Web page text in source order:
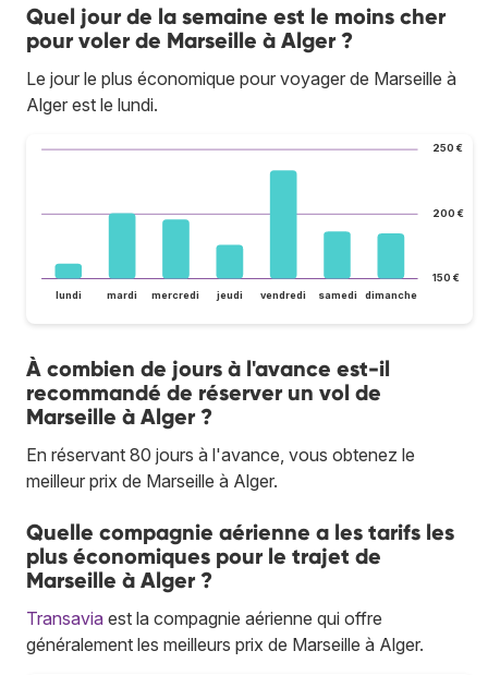
Quel jour de la semaine est le moins cher
pour voler de Marseille à Alger ?
Le jour le plus économique pour voyager de Marseille à
Alger est le lundi.
150 €
200 €
250 €
lundi mardi mercredi jeudi vendredi samedi dimanche
À combien de jours à l'avance est-il
recommandé de réserver un vol de
Marseille à Alger ?
En réservant 80 jours à l'avance, vous obtenez le
meilleur prix de Marseille à Alger.
Quelle compagnie aérienne a les tarifs les
plus économiques pour le trajet de
Marseille à Alger ?
Transavia est la compagnie aérienne qui offre
généralement les meilleurs prix de Marseille à Alger.